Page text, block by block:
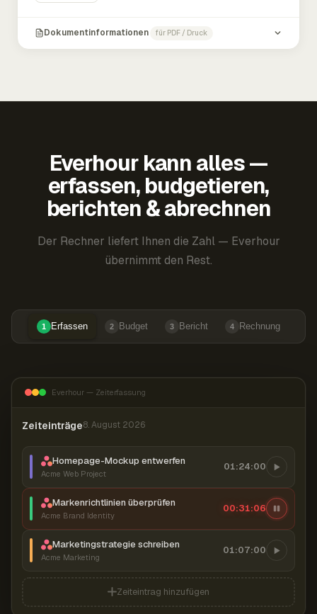
Dokumentinformationen für PDF / Druck
Everhour kann alles —
erfassen, budgetieren,
berichten & abrechnen
Der Rechner liefert Ihnen die Zahl — Everhour
übernimmt den Rest.
1 Erfassen 2 Budget 3 Bericht 4 Rechnung
Everhour — Zeiterfassung
Zeiteinträge8. August 2026
Homepage-Mockup entwerfen
Acme Web Project
01:24:00
Markenrichtlinien überprüfen
Acme Brand Identity
00:31:07
Marketingstrategie schreiben
Acme Marketing
01:07:00
Zeiteintrag hinzufügen